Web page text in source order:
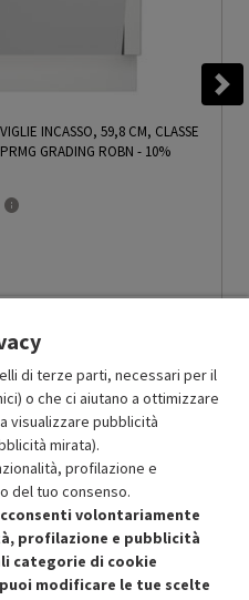
59,8 CM, CLASSE
PRMG GRADING ROBN - 10%
da
al carrello
sul prodotto ricondizionato.
di terze parti, necessari per il
o che ci aiutano a ottimizzare
visualizzare pubblicità
mirata).
profilazione e
del tuo consenso.
volontariamente
profilazione e pubblicità
categorie di cookie
modificare le tue scelte